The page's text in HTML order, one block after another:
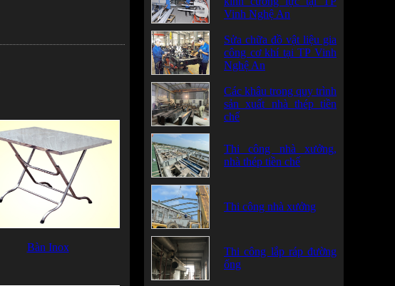
Bàn Inox
Vinh Nghệ An
Sửa chữa đồ vật liệu gia
công cơ khí tại TP Vinh
Nghệ An
Các khâu trong quy trình
sản xuất nhà thép tiền
chế
Thi công nhà xưởng,
nhà thép tiền chế
Thi công nhà xưởng
Thi công lắp ráp đường
ống